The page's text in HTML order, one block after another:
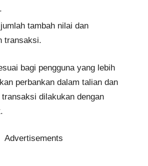
tambah nilai dan
transaksi.
bagi pengguna yang lebih
perbankan dalam talian dan
dilakukan dengan
Advertisements